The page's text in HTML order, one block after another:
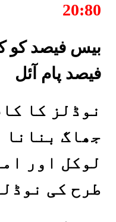
20:80
بیس فیصد
فیصد پام آئل
نوڈلز کا
جھاگ بنانا
لوکل اور
طرح کی